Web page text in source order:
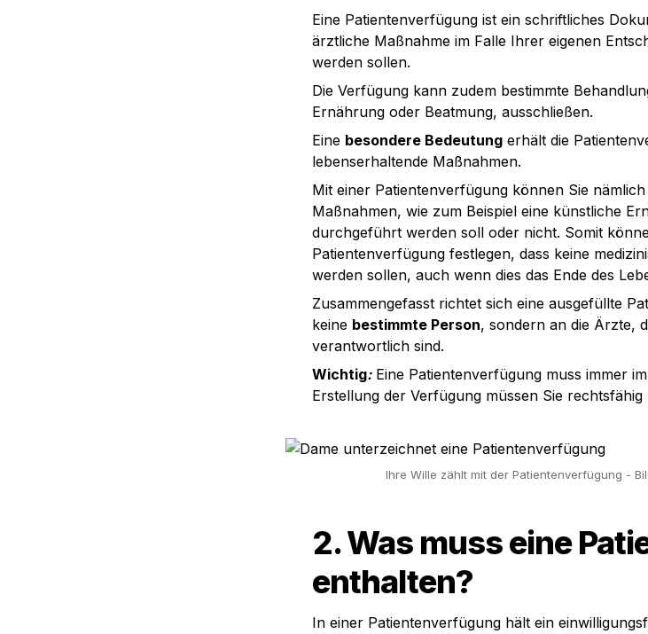
Eine Patientenverfügung ist ein schriftliches
ärztliche Maßnahme im Falle Ihrer eigenen
werden sollen.
Die Verfügung kann zudem bestimmte
Ernährung oder Beatmung, ausschließen.
Eine besondere Bedeutung erhält die
lebenserhaltende Maßnahmen.
Mit einer Patientenverfügung können Sie
Maßnahmen, wie zum Beispiel eine künstliche
durchgeführt werden soll oder nicht. Somit
Patientenverfügung festlegen, dass keine
werden sollen, auch wenn dies das Ende des
Zusammengefasst richtet sich eine ausgefüllte
keine bestimmte Person, sondern an die Ärzte,
verantwortlich sind.
Wichtig: Eine Patientenverfügung muss immer
Erstellung der Verfügung müssen Sie rechtsfähig
Ihre Wille zählt mit der Patientenverfügung -
2. Was muss eine
enthalten?
In einer Patientenverfügung hält ein